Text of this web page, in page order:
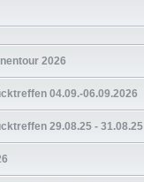
2026
04.09.-06.09.2026
29.08.25 - 31.08.25